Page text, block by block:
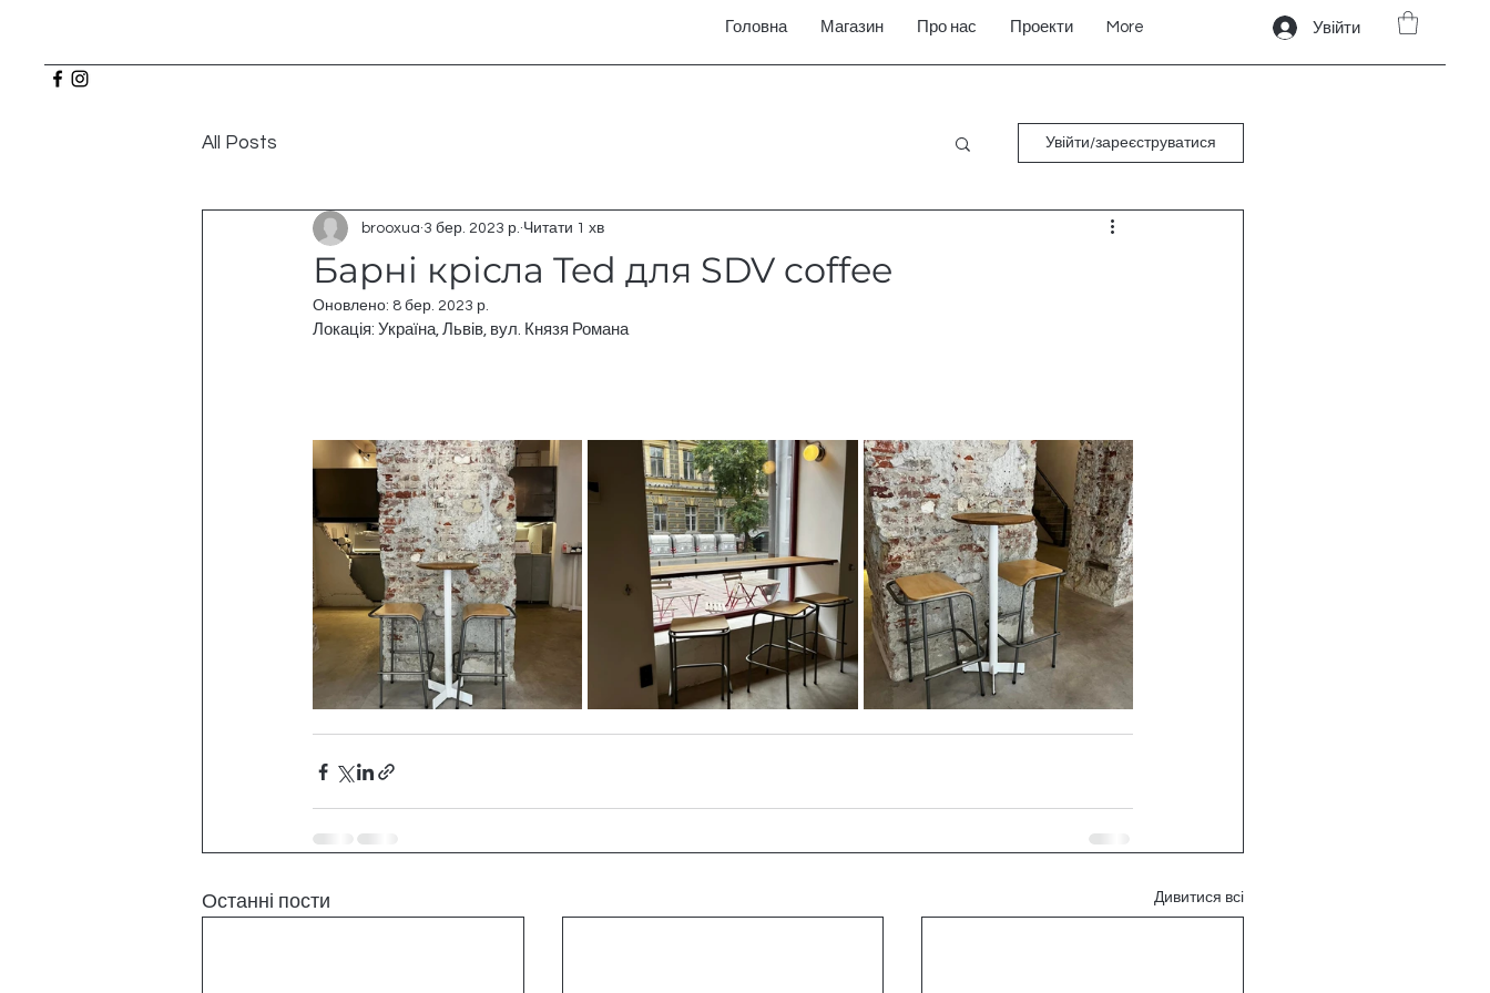
Головна Магазин Про нас Проекти More Увійти
All Posts Увійти/зареєструватися
Барні крісла Ted для SDV coffee
brooxua 3 бер. 2023 р. Читати 1 хв
Оновлено: 8 бер. 2023 р.
Локація: Україна, Львів, вул. Князя Романа
Останні пости Дивитися всі